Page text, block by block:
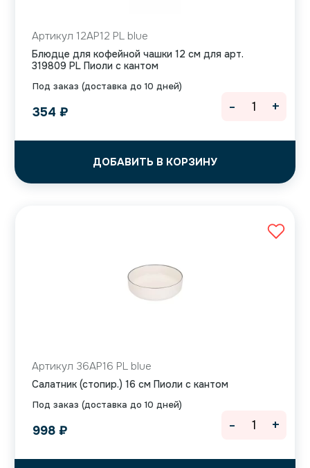
Под заказ (доставка до 10 дней)
Артикул 12AP12 PL blue
Блюдце для кофейной чашки 12 см для арт.
319809 PL Пиоли с кантом
354 ₽
ДОБАВИТЬ В КОРЗИНУ
- +
Под заказ (доставка до 10 дней)
Артикул 36AP16 PL blue
Салатник (стопир.) 16 см Пиоли с кантом
998 ₽ - +